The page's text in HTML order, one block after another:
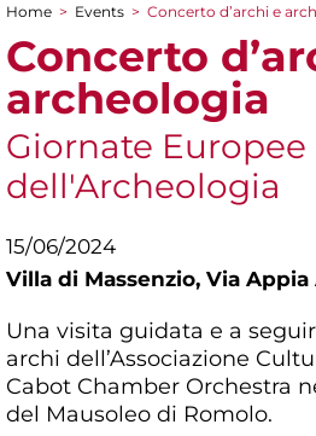
You are here
Home > Events > Concerto d’archi e
Concerto
archeologia
Giornate Europee
dell'Archeologia
15/06/2024
Villa di Massenzio, Via Appia
Una visita guidata e a
archi dell’Associazione
Cabot Chamber Orchestra
del Mausoleo di Romolo.